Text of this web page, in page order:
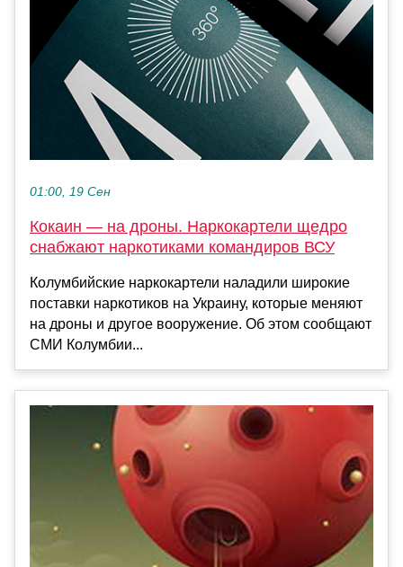
01:00, 19 Сен
Кокаин — на дроны. Наркокартели щедро
снабжают наркотиками командиров ВСУ
Колумбийские наркокартели наладили широкие
поставки наркотиков на Украину, которые меняют
на дроны и другое вооружение. Об этом сообщают
СМИ Колумбии...